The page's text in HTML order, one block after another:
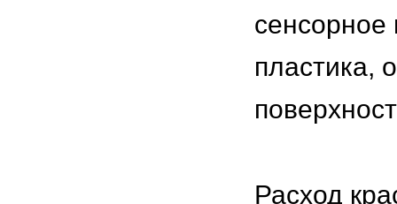
сенсорное
пластика,
Расход